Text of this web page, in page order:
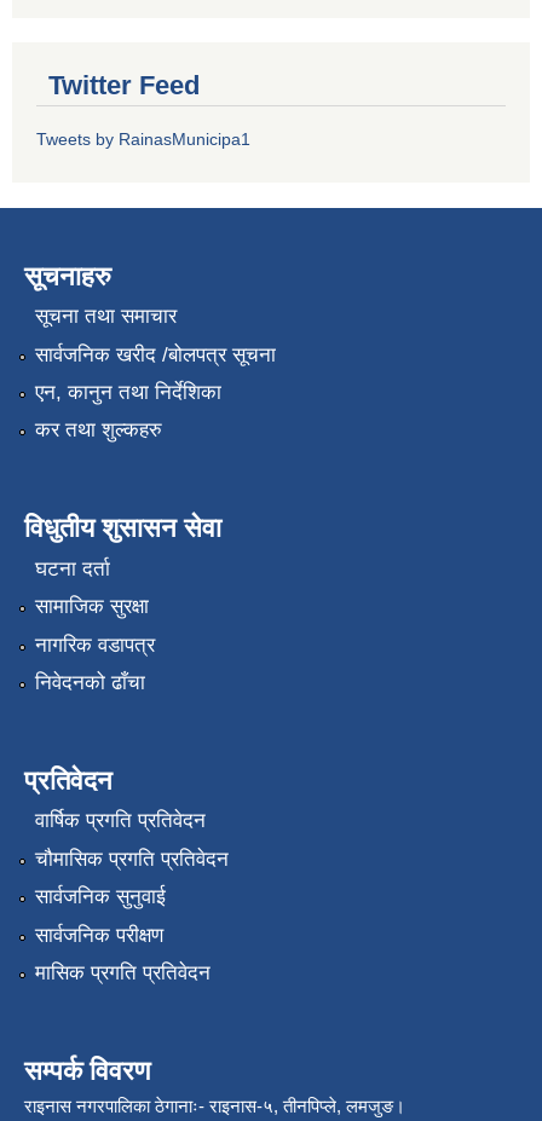
Twitter Feed
Tweets by RainasMunicipa1
सूचनाहरु
सूचना तथा समाचार
सार्वजनिक खरीद /बोलपत्र सूचना
एन, कानुन तथा निर्देशिका
कर तथा शुल्कहरु
विधुतीय शुसासन सेवा
घटना दर्ता
सामाजिक सुरक्षा
नागरिक वडापत्र
निवेदनको ढाँचा
प्रतिवेदन
वार्षिक प्रगति प्रतिवेदन
चौमासिक प्रगति प्रतिवेदन
सार्वजनिक सुनुवाई
सार्वजनिक परीक्षण
मासिक प्रगति प्रतिवेदन
सम्पर्क विवरण
राइनास नगरपालिका ठेगानाः- राइनास-५, तीनपिप्ले, लमजुङ।